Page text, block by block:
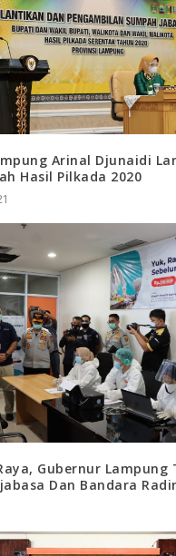
Arinal Djunaidi
Hasil Pilkada 2020
Gubernur Lampung
Dan Bandara